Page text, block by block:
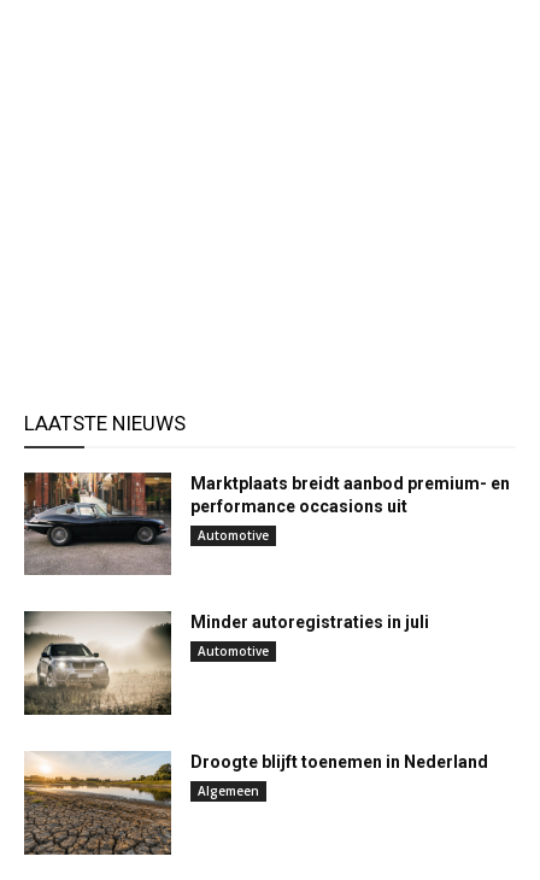
LAATSTE NIEUWS
Marktplaats breidt aanbod premium- en
performance occasions uit
Automotive
Minder autoregistraties in juli
Automotive
Droogte blijft toenemen in Nederland
Algemeen